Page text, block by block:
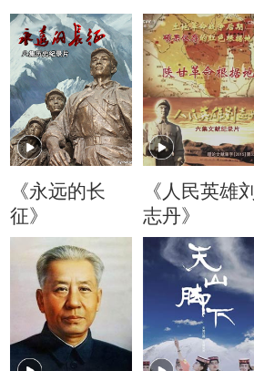
《永远的长
征》
《人民英雄刘
志丹》